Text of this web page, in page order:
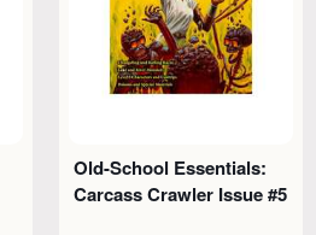
Old-School Essentials:
Carcass Crawler Issue #5